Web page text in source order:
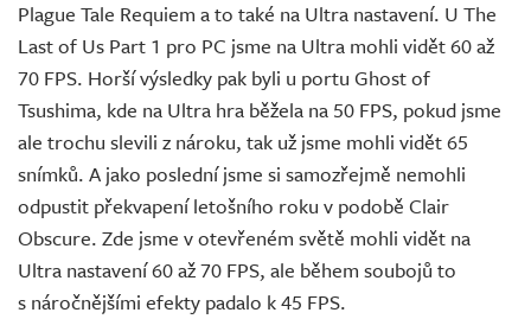
Plague Tale Requiem a to také na Ultra nastavení. U The
Last of Us Part 1 pro PC jsme na Ultra mohli vidět 60 až
70 FPS. Horší výsledky pak byli u portu Ghost of
Tsushima, kde na Ultra hra běžela na 50 FPS, pokud jsme
ale trochu slevili z nároku, tak už jsme mohli vidět 65
snímků. A jako poslední jsme si samozřejmě nemohli
odpustit překvapení letošního roku v podobě Clair
Obscure. Zde jsme v otevřeném světě mohli vidět na
Ultra nastavení 60 až 70 FPS, ale během soubojů to
s náročnějšími efekty padalo k 45 FPS.